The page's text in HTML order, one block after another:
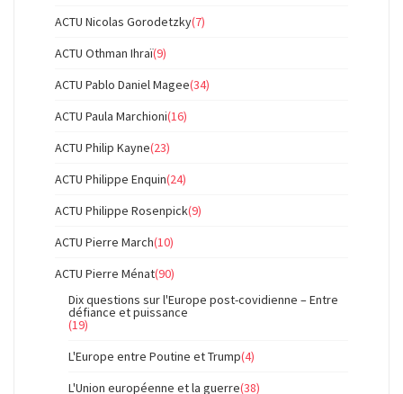
ACTU Nicolas Gorodetzky(7)
ACTU Othman Ihraï(9)
ACTU Pablo Daniel Magee(34)
ACTU Paula Marchioni(16)
ACTU Philip Kayne(23)
ACTU Philippe Enquin(24)
ACTU Philippe Rosenpick(9)
ACTU Pierre March(10)
ACTU Pierre Ménat(90)
Dix questions sur l'Europe post-covidienne – Entre
défiance et puissance
(19)
L'Europe entre Poutine et Trump(4)
L'Union européenne et la guerre(38)